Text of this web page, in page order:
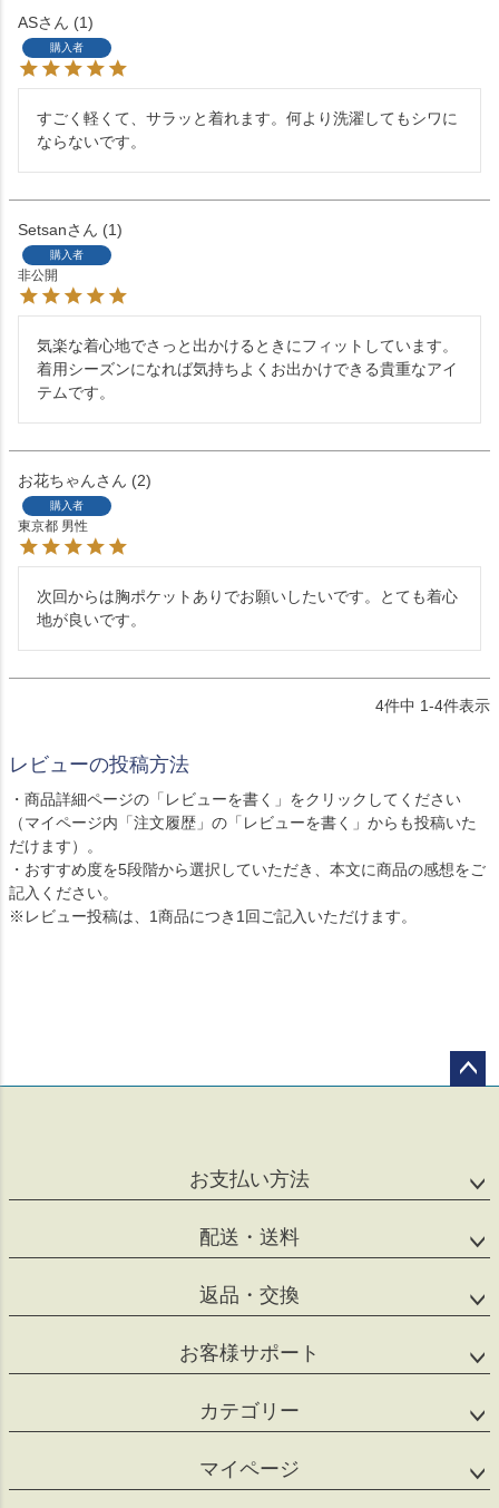
AS 1
購入者
すごく軽くて、サラッと着れます。何より洗濯してもシワに
ならないです。
Setsan 1
購入者
非公開
気楽な着心地でさっと出かけるときにフィットしています。
着用シーズンになれば気持ちよくお出かけできる貴重なアイ
テムです。
お花ちゃん 2
購入者
東京都 男性
次回からは胸ポケットありでお願いしたいです。とても着心
地が良いです。
4件中 1-4件表示
レビューの投稿方法
・商品詳細ページの「レビューを書く」をクリックしてください
（マイページ内「注文履歴」の「レビューを書く」からも投稿いた
だけます）。
・おすすめ度を5段階から選択していただき、本文に商品の感想をご
記入ください。
※レビュー投稿は、1商品につき1回ご記入いただけます。
お支払い方法
配送・送料
返品・交換
お客様サポート
カテゴリー
マイページ